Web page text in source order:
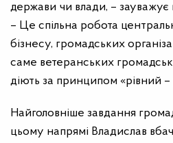
держави чи влади, – зауважує
– Це спільна робота
бізнесу, громадських
саме ветеранських
діють за принципом «рівний –
Найголовніше завдання
цьому напрямі Владислав